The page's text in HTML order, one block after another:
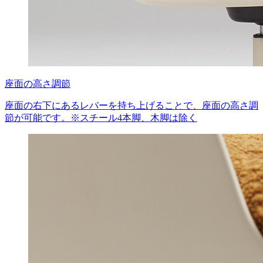
座面の高さ調節
座面の右下にあるレバーを持ち上げることで、座面の高さ調
節が可能です。※スチール4本脚、木脚は除く